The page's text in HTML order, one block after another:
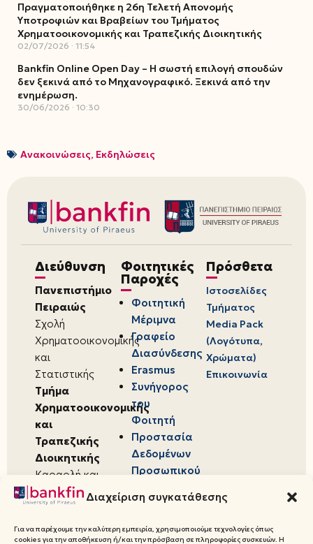
Διαχείριση συγκατάθεσης
Για να παρέχουμε την καλύτερη εμπειρία, χρησιμοποιούμε τεχνολογίες όπως
cookies για την αποθήκευση ή/και την πρόσβαση σε πληροφορίες συσκευών. Η
Πραγματοποιήθηκε η 26η Τελετή Απονομής
Υποτροφιών και Βραβείων του Τμήματος
Χρηματοοικονομικής και Τραπεζικής Διοικητικής
02/07/2026 11:54
Bankfin Online Open Day – Η σωστή επιλογή σπουδών
δεν ξεκινά από το Μηχανογραφικό. Ξεκινά από την
ενημέρωση.
30/06/2026 10:30
Ανακοινώσεις, Εκδηλώσεις
Διεύθυνση
Πανεπιστήμιο
Πειραιώς
Σχολή
Χρηματοοικονομικής
και
Στατιστικής
Τμήμα
Χρηματοοικονομικής
και
Τραπεζικής
Διοικητικής
Καραολή και
Δημητρίου 80,
18534,
Πειραιάς
Φοιτητικές
Παροχές
Φοιτητική
Μέριμνα
Γραφείο
Διασύνδεσης
Erasmus
Συνήγορος
του
Φοιτητή
Προστασία
Δεδομένων
Προσωπικού
Πρόσθετα
Ιστοσελίδες
Τμήματος
Media Pack
(Λογότυπα,
Χρώματα)
Επικοινωνία